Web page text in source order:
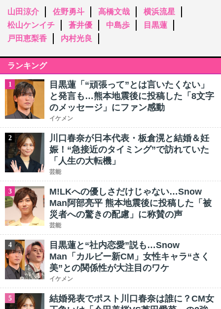
山田涼介 佐野勇斗 高橋文哉
横浜流星
松山ケンイチ
蒼井優 中島歩
目黒蓮
戸田恵梨香
内村光良
ランキング
1
目黒蓮「“頑張って”とは言いたくない」
と発言も…熊本地震後に投稿した「8文字
のメッセージ」にファン感動
イケメン
2
川口春奈が日本代表・板倉滉と結婚＆妊
娠！“急接近のタイミング”で訪れていた
「人生の大転機」
芸能
3
M!LKへの優しさだけじゃない…Snow
Man阿部亮平 熊本地震後に投稿した「被
災者への驚きの配慮」に称賛の声
芸能
4
目黒蓮と“社内恋愛”説も…Snow
Man「カルビー新CM」女性キャラ“さく
美”との関係性が大注目のワケ
イケメン
5
結婚発表でポスト川口春奈は誰に？CM女